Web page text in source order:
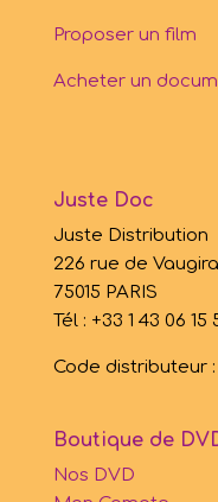
Proposer un film
Acheter un
Juste Doc
Juste Distribution
226 rue de
75015 PARIS
Tél : +33 1 43 06 15
Code distributeur :
Boutique de
Nos DVD